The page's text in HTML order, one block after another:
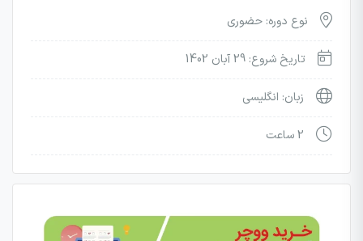
نوع دوره: حضوری
تاریخ شروع: 29 آبان 1402
زبان: انگلیسی
2 ساعت